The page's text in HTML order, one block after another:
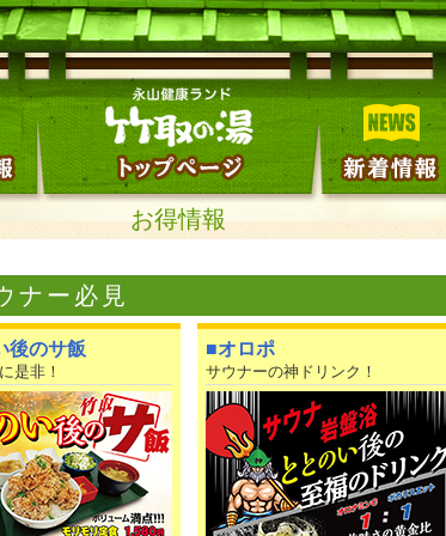
お得情報
ナー必見
後のサ飯
是非！
■オロポ
サウナーの神ドリンク！